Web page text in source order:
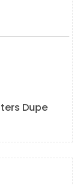
Dupe